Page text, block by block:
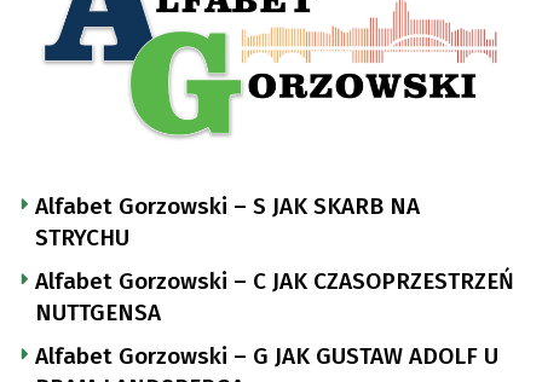
Alfabet Gorzowski – S JAK SKARB NA
STRYCHU
Alfabet Gorzowski – C JAK CZASOPRZESTRZEŃ
NUTTGENSA
Alfabet Gorzowski – G JAK GUSTAW ADOLF U